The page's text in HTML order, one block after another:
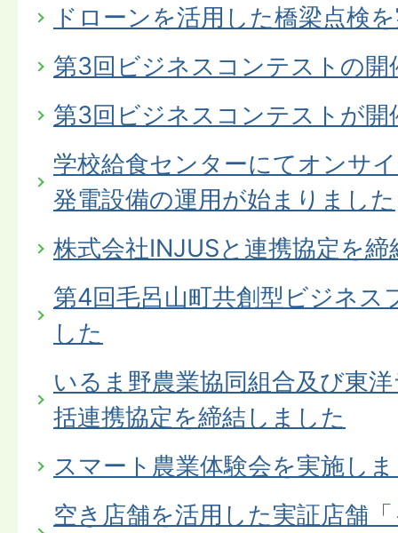
ドローンを活用した橋梁点検
第3回ビジネスコンテストの開
第3回ビジネスコンテストが開
学校給食センターにてオンサ
発電設備の運用が始まりました
株式会社INJUSと連携協定を
第4回毛呂山町共創型ビジネス
した
いるま野農業協同組合及び東
括連携協定を締結しました
スマート農業体験会を実施し
空き店舗を活用した実証店舗